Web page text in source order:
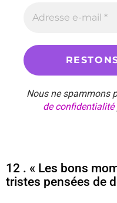
Nous ne spammons
de confidentialité
12 . « Les bons
tristes pensées de